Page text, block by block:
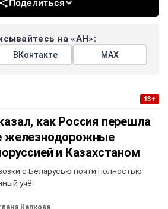
Поделиться
на «АН»:
ВКонтакте МАХ
13+
как Россия перешла
железнодорожные
и Казахстаном
с Беларусью почти полностью
учё